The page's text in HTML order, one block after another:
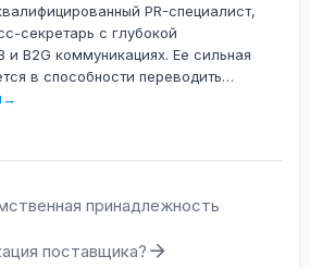
PR-специалист,
секретарь с глубокой
и B2G коммуникациях. Ее сильная
в способности переводить
юридические и
для крупных IT-экосистем,
OMarket.kz, Tenderbot.kz и
→
принадлежность
поставщика?